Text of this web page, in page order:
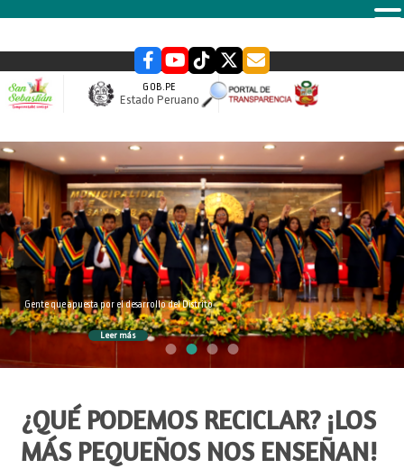
GOB.PE
Estado Peruano
slider
Gente que apuesta por el desarrollo del Distrito
Leer más
¿QUÉ PODEMOS RECICLAR? ¡LOS
MÁS PEQUEÑOS NOS ENSEÑAN!